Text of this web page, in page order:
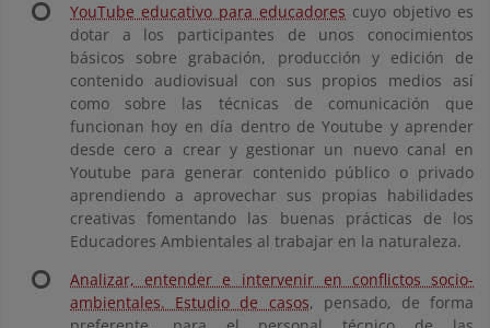
YouTube educativo para educadores cuyo objetivo es
dotar a los participantes de unos conocimientos
básicos sobre grabación, producción y edición de
contenido audiovisual con sus propios medios así
como sobre las técnicas de comunicación que
funcionan hoy en día dentro de Youtube y aprender
desde cero a crear y gestionar un nuevo canal en
Youtube para generar contenido público o privado
aprendiendo a aprovechar sus propias habilidades
creativas fomentando las buenas prácticas de los
Educadores Ambientales al trabajar en la naturaleza.
Analizar, entender e intervenir en conflictos socio-
ambientales. Estudio de casos, pensado, de forma